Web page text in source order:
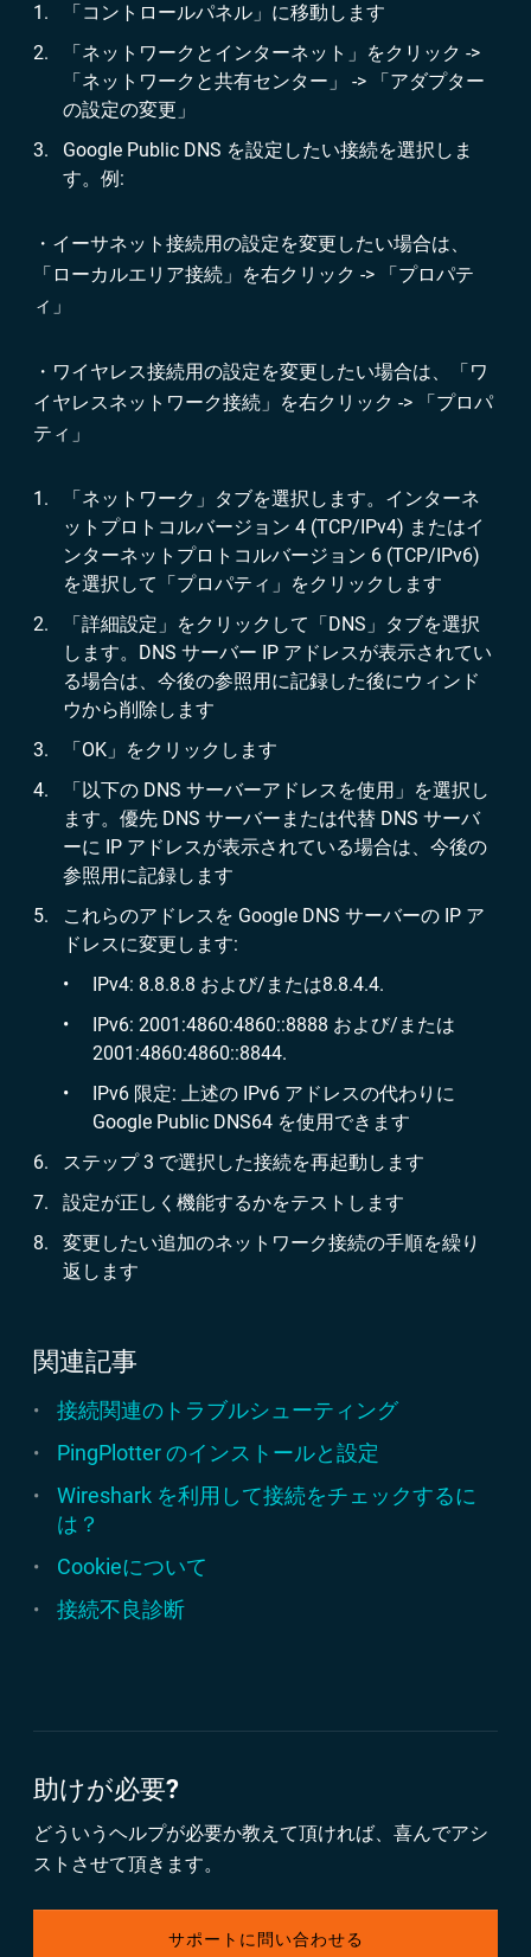
「コントロールパネル」に移動します
「ネットワークとインターネット」をクリック ->
「ネットワークと共有センター」 -> 「アダプター
の設定の変更」
Google Public DNS を設定したい接続を選択しま
す。例:
・イーサネット接続用の設定を変更したい場合は、
「ローカルエリア接続」を右クリック -> 「プロパテ
ィ」
・ワイヤレス接続用の設定を変更したい場合は、「ワ
イヤレスネットワーク接続」を右クリック -> 「プロパ
ティ」
「ネットワーク」タブを選択します。インターネ
ットプロトコルバージョン 4 (TCP/IPv4) またはイ
ンターネットプロトコルバージョン 6 (TCP/IPv6)
を選択して「プロパティ」をクリックします
「詳細設定」をクリックして「DNS」タブを選択
します。DNS サーバー IP アドレスが表示されてい
る場合は、今後の参照用に記録した後にウィンド
ウから削除します
「OK」をクリックします
「以下の DNS サーバーアドレスを使用」を選択し
ます。優先 DNS サーバーまたは代替 DNS サーバ
ーに IP アドレスが表示されている場合は、今後の
参照用に記録します
これらのアドレスを Google DNS サーバーの IP ア
ドレスに変更します:
IPv4: 8.8.8.8 および/または8.8.4.4.
IPv6: 2001:4860:4860::8888 および/または
2001:4860:4860::8844.
IPv6 限定: 上述の IPv6 アドレスの代わりに
Google Public DNS64 を使用できます
ステップ 3 で選択した接続を再起動します
設定が正しく機能するかをテストします
変更したい追加のネットワーク接続の手順を繰り
返します
関連記事
接続関連のトラブルシューティング
PingPlotter のインストールと設定
Wireshark を利用して接続をチェックするに
は？
Cookieについて
接続不良診断
助けが必要?
どういうヘルプが必要か教えて頂ければ、喜んでアシ
ストさせて頂きます。
サポートに問い合わせる